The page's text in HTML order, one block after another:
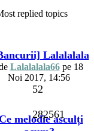
282561
replied topics
Lalalalala
Lalalalala66pe 18
Noi 2017, 14:56
52
melodie asculți